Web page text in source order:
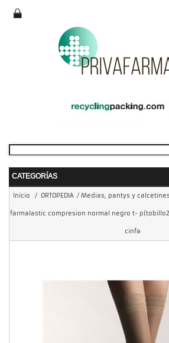
CATEGORÍAS
Inicio / ORTOPEDIA / Medias, pantys y calcetines
farmalastic compresion normal negro t-
cinfa